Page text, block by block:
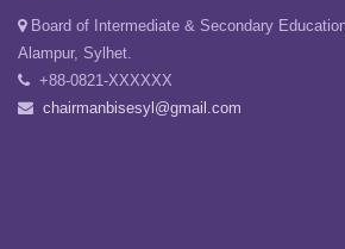
Board of Intermediate & Secondary Education,
Alampur, Sylhet.
+88-0821-XXXXXX